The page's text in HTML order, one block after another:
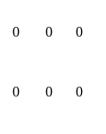
0 0 0
0 0 0